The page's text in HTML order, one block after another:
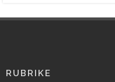
RUBRIKE